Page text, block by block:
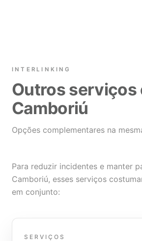
INTERLINKING
Outros serviços
Camboriú
Opções complementares na
Para reduzir incidentes e manter
Camboriú, esses serviços
em conjunto:
SERVIÇOS